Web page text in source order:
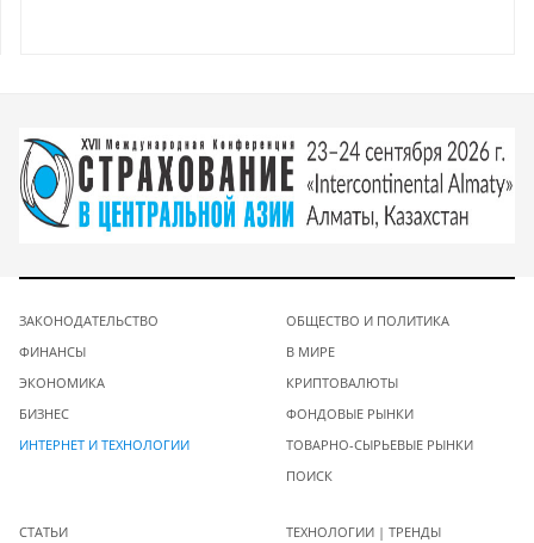
ЗАКОНОДАТЕЛЬСТВО
ФИНАНСЫ
ЭКОНОМИКА
БИЗНЕС
ИНТЕРНЕТ И ТЕХНОЛОГИИ
ОБЩЕСТВО И ПОЛИТИКА
В МИРЕ
КРИПТОВАЛЮТЫ
ФОНДОВЫЕ РЫНКИ
ТОВАРНО-СЫРЬЕВЫЕ РЫНКИ
ПОИСК
СТАТЬИ
ТЕХНОЛОГИИ | ТРЕНДЫ